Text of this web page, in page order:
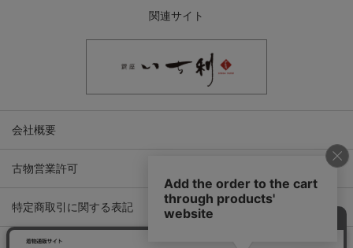
関連サイト
会社概要
古物営業許可
特定商取引に関する表記